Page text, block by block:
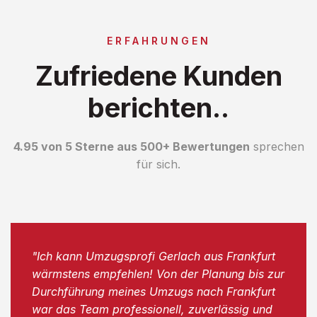
ERFAHRUNGEN
Zufriedene Kunden
berichten..
4.95 von 5 Sterne aus 500+ Bewertungen sprechen
für sich.
"Ich kann Umzugsprofi Gerlach aus Frankfurt
wärmstens empfehlen! Von der Planung bis zur
Durchführung meines Umzugs nach Frankfurt
war das Team professionell, zuverlässig und